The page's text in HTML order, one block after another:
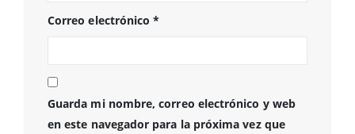
Correo electrónico*
Guarda mi nombre, correo electrónico y web
en este navegador para la próxima vez que